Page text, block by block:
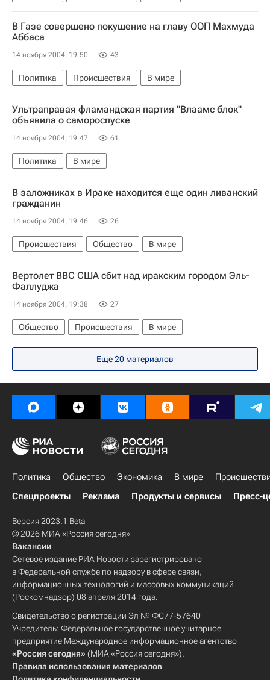
В Газе совершено покушение на главу ООП Махмуда
Аббаса
14 ноября 2004, 19:50 43
Политика Происшествия В мире
Ультраправая фламандская партия "Влаамс блок"
объявила о самороспуске
14 ноября 2004, 19:47 61
Политика В мире
В заложниках в Ираке находится еще один ливанский
гражданин
14 ноября 2004, 19:46 26
Происшествия Общество В мире
Вертолет ВВС США сбит над иракским городом Эль-
Фаллуджа
14 ноября 2004, 19:38 27
Общество Происшествия В мире
Еще 20 материалов
Политика Общество Экономика В мире
Спецпроекты
Реклама Продукты и сервисы Пресс-
Версия 2023.1 Beta
© 2026 МИА «Россия сегодня»
Вакансии
Сетевое издание РИА Новости зарегистрировано
в Федеральной службе по надзору в сфере связи,
информационных технологий и массовых коммуникаций
(Роскомнадзор) 08 апреля 2014 года.
Свидетельство о регистрации Эл № ФС77-57640
Учредитель: Федеральное государственное унитарное
предприятие Международное информационное агентство
«Россия сегодня» (МИА «Россия сегодня»).
Правила использования материалов